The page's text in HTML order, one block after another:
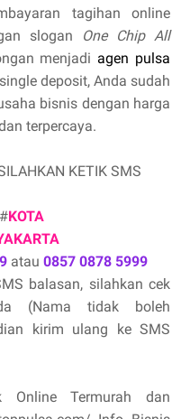
tagihan online
slogan
One Chip All
menjadi agen pulsa
deposit, Anda sudah
bisnis dengan harga
terpercaya.
KETIK SMS
#KOTA
atau 0857 0878 5999
balasan, silahkan cek
(Nama tidak boleh
kirim ulang ke SMS
Online Termurah dan